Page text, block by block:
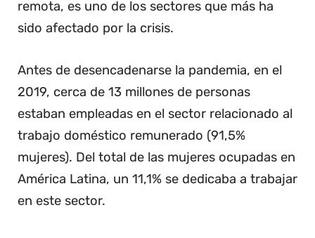
remota, es uno de los sectores que más ha
sido afectado por la crisis.
Antes de desencadenarse la pandemia, en el
2019, cerca de 13 millones de personas
estaban empleadas en el sector relacionado al
trabajo doméstico remunerado (91,5%
mujeres). Del total de las mujeres ocupadas en
América Latina, un 11,1% se dedicaba a trabajar
en este sector.